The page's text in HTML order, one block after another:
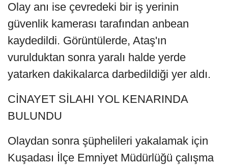
Olay anı ise çevredeki bir iş yerinin
güvenlik kamerası tarafından anbean
kaydedildi. Görüntülerde, Ataş'ın
vurulduktan sonra yaralı halde yerde
yatarken dakikalarca darbedildiği yer aldı.
CİNAYET SİLAHI YOL KENARINDA
BULUNDU
Olaydan sonra şüphelileri yakalamak için
Kuşadası İlçe Emniyet Müdürlüğü çalışma